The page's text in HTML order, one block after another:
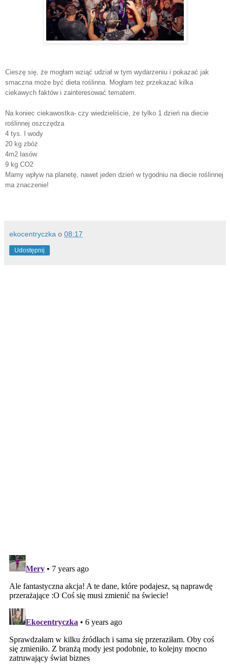
Cieszę się, że mogłam wziąć udział w tym wydarzeniu i pokazać jak
smaczna może być dieta roślinna. Mogłam też przekazać kilka
ciekawych faktów i zainteresować tematem.
Na koniec ciekawostka- czy wiedzieliście, że tylko 1 dzień na diecie
roślinnej oszczędza
4 tys. l wody
20 kg zbóż
4m2 lasów
9 kg CO2
Mamy wpływ na planetę, nawet jeden dzień w tygodniu na diecie roślinnej
ma znaczenie!
ekocentryczka o 08:17
Udostępnij